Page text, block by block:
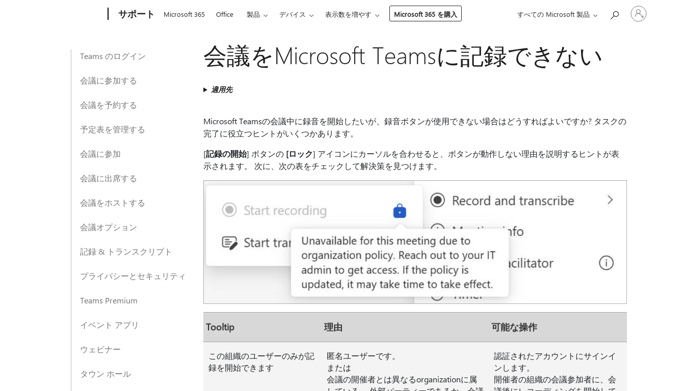
サポート Microsoft 365 Office 製品 デバイス 表示数を増やす Microsoft 365 を購入 すべての Microsoft 製品
カ
る
Teams のログイン
会議に参加する
会議を予約する
予定表を管理する
会議に参加
会議に出席する
会議をホストする
会議オプション
記録 & トランスクリプト
プライバシーとセキュリティ
Teams Premium
イベント アプリ
ウェビナー
タウン ホール
会議をMicrosoft Teamsに記録できない
適用先
Microsoft Teamsの会議中に録音を開始したいが、録音ボタンが使用できない場合はどうすればよいですか? タスクの
完了に役立つヒントがいくつかあります。
[記録の開始] ボタンの [ロック] アイコンにカーソルを合わせると、ボタンが動作しない理由を説明するヒントが表
示されます。 次に、次の表をチェックして解決策を見つけます。
Tooltip 理由 可能な操作
この組織のユーザーのみが記
録を開始できます
匿名ユーザーです。
または
会議の開催者とは異なるorganizationに属
認証されたアカウントにサインイ
ンします。
開催者の組織の会議参加者に、会